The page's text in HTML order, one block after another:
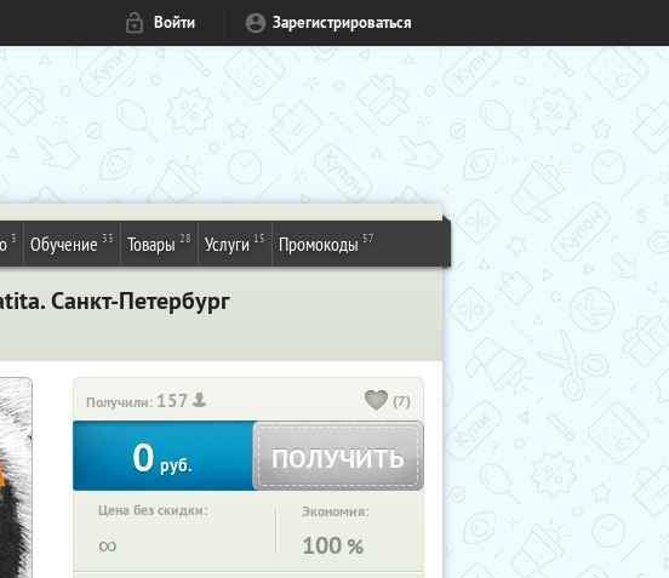
Войти Зарегистрироваться
3 Обучение 33 Товары 28 Услуги 15 Промокоды 57
Санкт-Петербург
Получили: 157 (7)
0 руб. ПОЛУЧИТЬ
Цена без скидки:
∞
Экономия:
100 %